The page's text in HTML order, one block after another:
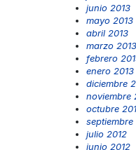
junio 2013
mayo 2013
abril 2013
marzo 2013
febrero
enero 2013
diciembre
noviembre
octubre
septiembre
julio 2012
junio 2012